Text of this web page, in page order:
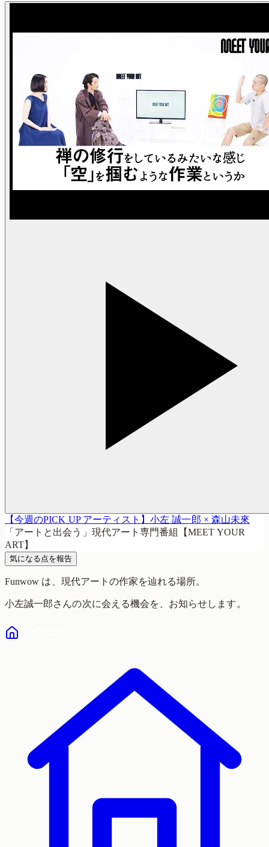
【今週のPICK UP アーティスト】小左 誠一郎 × 森山未來
「アートと出会う」現代アート専門番組【MEET YOUR
ART】
気になる点を報告
Funwow は、現代アートの作家を辿れる場所。
小左誠一郎さんの次に会える機会を、お知らせします。